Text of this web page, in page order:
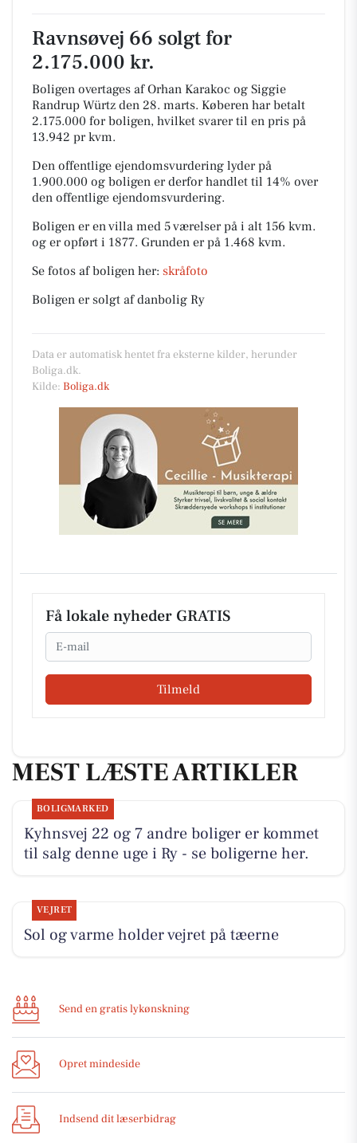
Ravnsøvej 66 solgt for
2.175.000 kr.
Boligen overtages af Orhan Karakoc og Siggie
Randrup Würtz den 28. marts. Køberen har betalt
2.175.000 for boligen, hvilket svarer til en pris på
13.942 pr kvm.
Den offentlige ejendomsvurdering lyder på
1.900.000 og boligen er derfor handlet til 14% over
den offentlige ejendomsvurdering.
Boligen er en villa med 5 værelser på i alt 156 kvm.
og er opført i 1877. Grunden er på 1.468 kvm.
Se fotos af boligen her: skråfoto
Boligen er solgt af danbolig Ry
Data er automatisk hentet fra eksterne kilder, herunder
Boliga.dk.
Kilde: Boliga.dk
Få lokale nyheder GRATIS
Email
Tilmeld
MEST LÆSTE ARTIKLER
BOLIGMARKED
Kyhnsvej 22 og 7 andre boliger er kommet
til salg denne uge i Ry - se boligerne her.
VEJRET
Sol og varme holder vejret på tæerne
Send en gratis lykønskning
Opret mindeside
Indsend dit læserbidrag